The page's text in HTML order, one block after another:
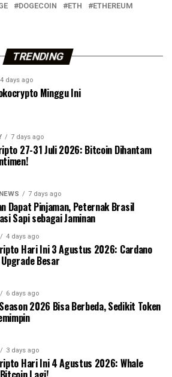
DOGECOIN ETH ETHEREUM
TRENDING
4 days ago
Minggu Ini
7 days ago
27-31 Juli 2026: Bitcoin Dihantam
7 days ago
Dapat Pinjaman, Peternak Brasil
Sapi sebagai Jaminan
4 days ago
Hari Ini 3 Agustus 2026: Cardano
Besar
6 days ago
2026 Bisa Berbeda, Sedikit Token
3 days ago
Hari Ini 4 Agustus 2026: Whale